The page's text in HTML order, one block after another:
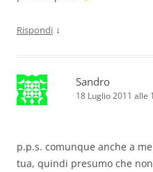
Rispondi ↓
Sandro
18 Luglio 2011 alle
p.p.s. comunque anche a
tua, quindi presumo che